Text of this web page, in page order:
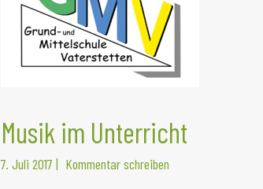
Musik im Unterricht
7. Juli 2017 | Kommentar schreiben